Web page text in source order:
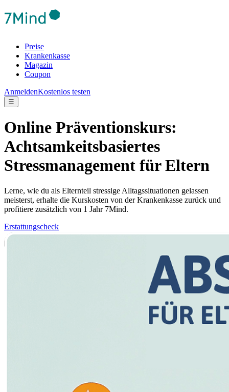
Preise
Krankenkasse
Magazin
Coupon
AnmeldenKostenlos testen
☰
Online Präventionskurs:
Achtsamkeitsbasiertes
Stressmanagement für Eltern
Lerne, wie du als Elternteil stressige Alltagssituationen gelassen
meisterst, erhalte die Kurskosten von der Krankenkasse zurück und
profitiere zusätzlich von 1 Jahr 7Mind.
Erstattungscheck